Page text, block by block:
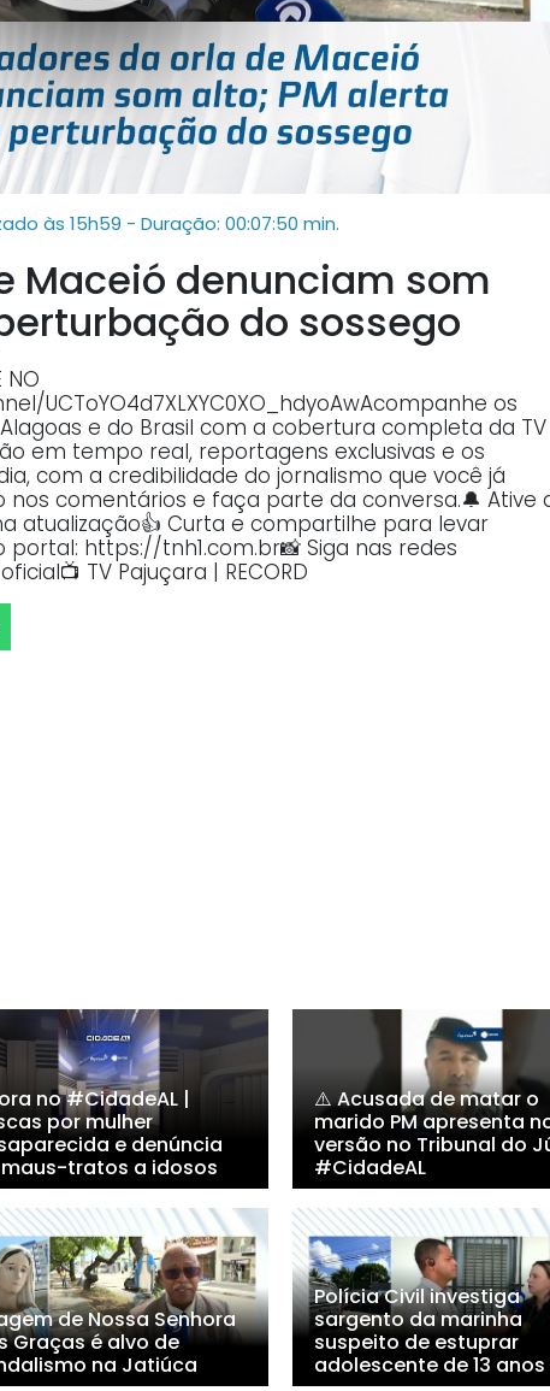
às 15h59 - Duração: 00:07:50 min.
Maceió denunciam som
do sossego
NO
UCToYO4d7XLXYC0XO_hdyoAwAcompanhe os
e do Brasil com a cobertura completa da TV
em tempo real, reportagens exclusivas e os
com a credibilidade do jornalismo que você já
nos comentários e faça parte da conversa.🔔 Ative
atualização👍 Curta e compartilhe para levar
https://tnh1.com.br📸 Siga nas redes
TV Pajuçara | RECORD
no #CidadeAL |
por mulher
e denúncia
tratos a idosos
⚠️ Acusada de matar o
marido PM apresenta
versão no Tribunal do
#CidadeAL
de Nossa Senhora
Graças é alvo de
na Jatiúca
Polícia Civil investiga
sargento da marinha
suspeito de estuprar
adolescente de 13 anos